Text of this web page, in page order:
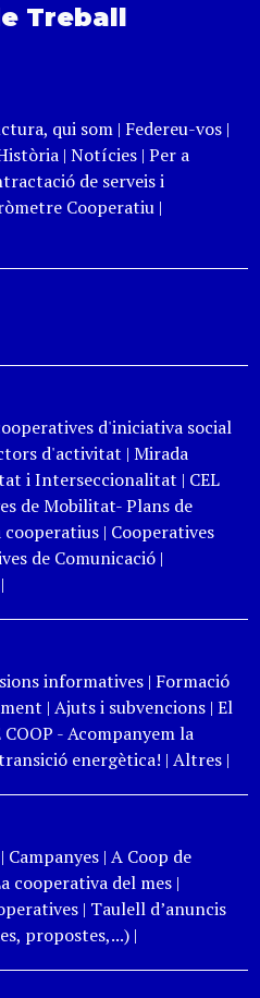
Treball
qui som| Federeu-vos|
| Notícies | Per a
de serveis i
Cooperatiu|
d'iniciativa social
d'activitat | Mirada
i Interseccionalitat | CEL
de Mobilitat- Plans de
cooperatius| Cooperatives
de Comunicació|
informatives| Formació
| Ajuts i subvencions| El
COOP - Acompanyem la
energètica! | Altres|
Campanyes| A Coop de
cooperativa del mes|
| Taulell d’anuncis
propostes,...)|